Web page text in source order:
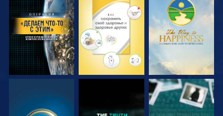
СМОТРЕТЬ СМОТРЕТЬ СМОТРЕТЬ
СМОТРЕТЬ СМОТРЕТЬ СМОТРЕТЬ